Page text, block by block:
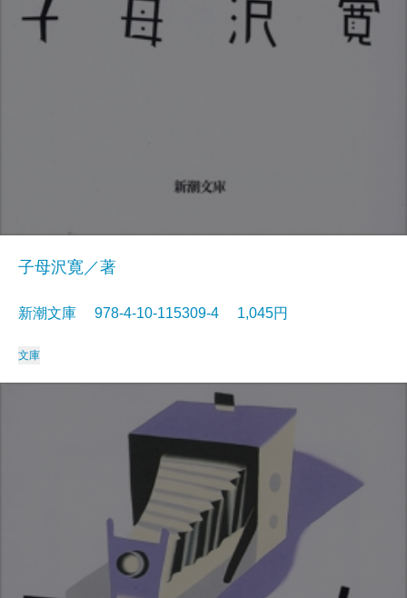
子母沢寛／著
新潮文庫 978-4-10-115309-4 1,045円
文庫